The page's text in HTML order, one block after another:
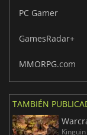
PC Gamer
GamesRadar+
MMORPG.com
TAMBIÉN
Kinguin